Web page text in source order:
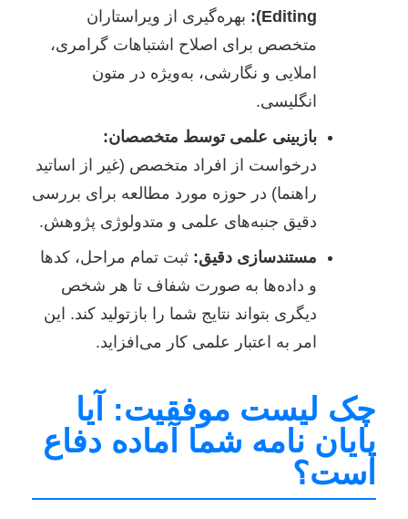
Editing):
بهره‌گیری از ویراستاران
متخصص برای اصلاح اشتباهات گرامری،
املایی و نگارشی، به‌ویژه در متون
انگلیسی.
بازبینی علمی توسط متخصصان:
درخواست از افراد متخصص (غیر از اساتید
راهنما) در حوزه مورد مطالعه برای بررسی
دقیق جنبه‌های علمی و متدولوژی پژوهش.
مستندسازی دقیق: ثبت تمام مراحل، کدها
و داده‌ها به صورت شفاف تا هر شخص
دیگری بتواند نتایج شما را بازتولید کند. این
امر به اعتبار علمی کار می‌افزاید.
چک لیست موفقیت: آیا
پایان نامه شما آماده دفاع
است؟